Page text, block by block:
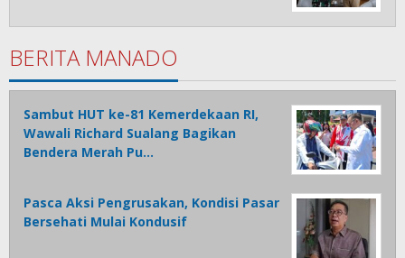
BERITA MANADO
Sambut HUT ke-81 Kemerdekaan RI,
Wawali Richard Sualang Bagikan
Bendera Merah Pu…
Pasca Aksi Pengrusakan, Kondisi Pasar
Bersehati Mulai Kondusif